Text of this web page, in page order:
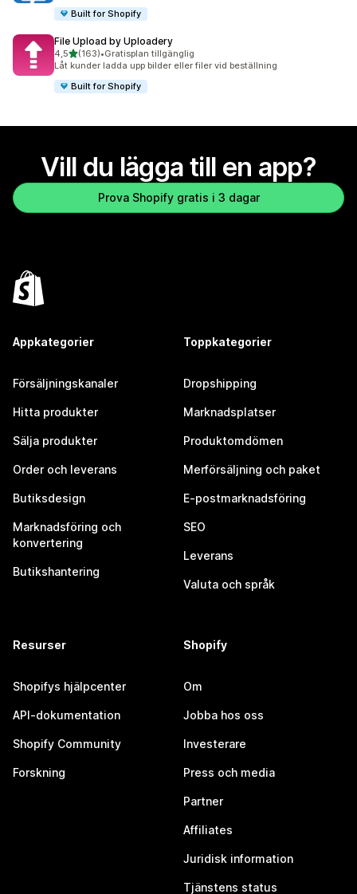
Built for Shopify
File Upload by Uploadery
4,5av 5 stjärnor
(163)
163 recensioner totalt
•Gratisplan tillgänglig
Låt kunder ladda upp bilder eller filer vid beställning
Built for Shopify
Vill du lägga till en app?
Prova Shopify gratis i 3 dagar
Appkategorier
Försäljningskanaler
Hitta produkter
Sälja produkter
Order och leverans
Butiksdesign
Marknadsföring och
konvertering
Butikshantering
Toppkategorier
Dropshipping
Marknadsplatser
Produktomdömen
Merförsäljning och paket
E-postmarknadsföring
SEO
Leverans
Valuta och språk
Resurser
Shopifys hjälpcenter
API-dokumentation
Shopify Community
Forskning
Shopify
Om
Jobba hos oss
Investerare
Press och media
Partner
Affiliates
Juridisk information
Tjänstens status